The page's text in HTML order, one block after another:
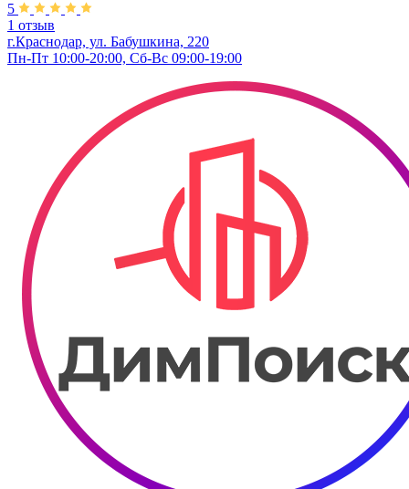
5
1 отзыв
г.Краснодар, ул. Бабушкина, 220
Пн-Пт 10:00-20:00, Сб-Вс 09:00-19:00